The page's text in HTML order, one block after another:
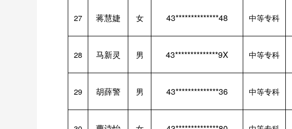
27 蒋慧婕 女 43**************48 中等专科
28 马新灵 男 43**************9X 中等专科
29 胡薛警 男 43**************36 中等专科